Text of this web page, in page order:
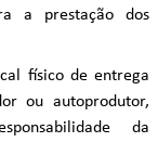
a prestação dos
físico de entrega
ou autoprodutor,
da